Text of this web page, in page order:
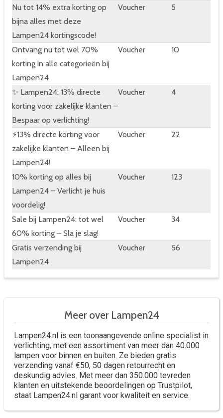
Nu tot 14% extra korting op
bijna alles met deze
Lampen24 kortingscode!
Voucher 5
Ontvang nu tot wel 70%
korting in alle categorieën bij
Lampen24
Voucher 10
✨ Lampen24: 13% directe
korting voor zakelijke klanten –
Bespaar op verlichting!
Voucher 4
⚡13% directe korting voor
zakelijke klanten – Alleen bij
Lampen24!
Voucher 22
10% korting op alles bij
Lampen24 – Verlicht je huis
voordelig!
Voucher 123
Sale bij Lampen24: tot wel
60% korting – Sla je slag!
Voucher 34
Gratis verzending bij
Lampen24
Voucher 56
Meer over Lampen24
Lampen24.nl is een toonaangevende online specialist in
verlichting, met een assortiment van meer dan 40.000
lampen voor binnen en buiten. Ze bieden gratis
verzending vanaf €50, 50 dagen retourrecht en
deskundig advies. Met meer dan 350.000 tevreden
klanten en uitstekende beoordelingen op Trustpilot,
staat Lampen24.nl garant voor kwaliteit en service.